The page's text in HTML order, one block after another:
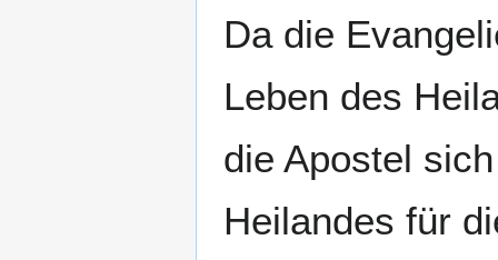
Da die
Leben des
die Apostel
Heilandes für